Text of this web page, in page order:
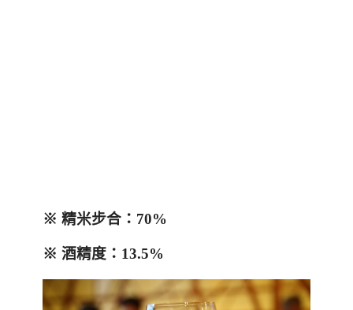
※ 精米步合： 70%
※ 酒精度： 13.5%